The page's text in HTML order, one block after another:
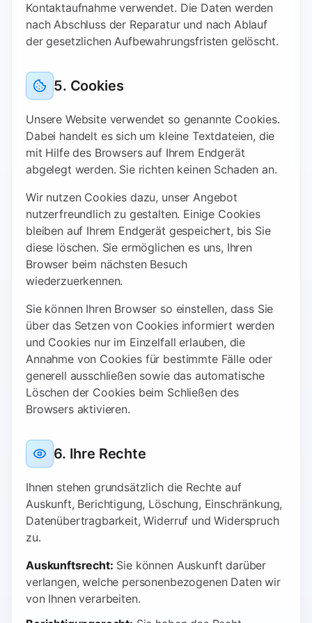
Kontaktaufnahme verwendet. Die Daten werden
nach Abschluss der Reparatur und nach Ablauf
der gesetzlichen Aufbewahrungsfristen gelöscht.
5. Cookies
Unsere Website verwendet so genannte Cookies.
Dabei handelt es sich um kleine Textdateien, die
mit Hilfe des Browsers auf Ihrem Endgerät
abgelegt werden. Sie richten keinen Schaden an.
Wir nutzen Cookies dazu, unser Angebot
nutzerfreundlich zu gestalten. Einige Cookies
bleiben auf Ihrem Endgerät gespeichert, bis Sie
diese löschen. Sie ermöglichen es uns, Ihren
Browser beim nächsten Besuch
wiederzuerkennen.
Sie können Ihren Browser so einstellen, dass Sie
über das Setzen von Cookies informiert werden
und Cookies nur im Einzelfall erlauben, die
Annahme von Cookies für bestimmte Fälle oder
generell ausschließen sowie das automatische
Löschen der Cookies beim Schließen des
Browsers aktivieren.
6. Ihre Rechte
Ihnen stehen grundsätzlich die Rechte auf
Auskunft, Berichtigung, Löschung, Einschränkung,
Datenübertragbarkeit, Widerruf und Widerspruch
zu.
Auskunftsrecht: Sie können Auskunft darüber
verlangen, welche personenbezogenen Daten wir
von Ihnen verarbeiten.